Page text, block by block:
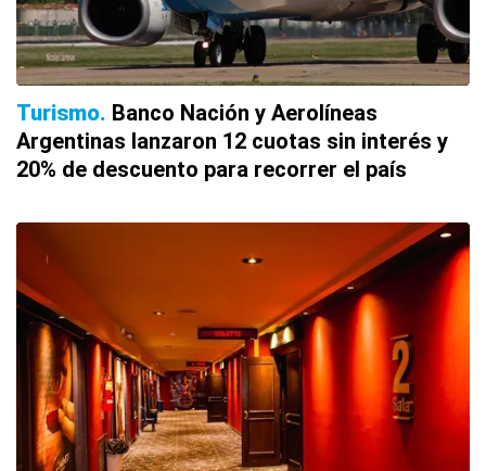
Turismo Banco Nación y Aerolíneas
Argentinas lanzaron 12 cuotas sin interés y
20% de descuento para recorrer el país